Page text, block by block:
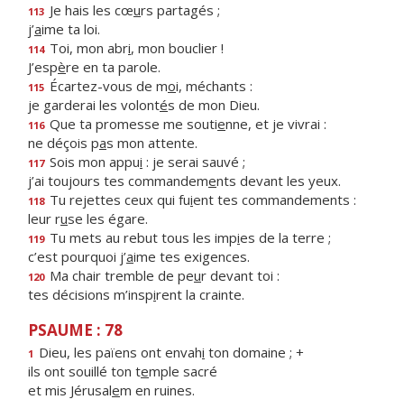
113 Je hais les cœurs partagés ;
j’aime ta loi.
114 Toi, mon abri, mon bouclier !
J’espère en ta parole.
115 Écartez-vous de moi, méchants :
je garderai les volontés de mon Dieu.
116 Que ta promesse me soutienne, et je vivrai :
ne déçois pas mon attente.
117 Sois mon appui : je serai sauvé ;
j’ai toujours tes commandements devant les yeux.
118 Tu rejettes ceux qui fuient tes commandements :
leur ruse les égare.
119 Tu mets au rebut tous les impies de la terre ;
c’est pourquoi j’aime tes exigences.
120 Ma chair tremble de peur devant toi :
tes décisions m’inspirent la crainte.
PSAUME : 78
1 Dieu, les païens ont envahi ton domaine ; +
ils ont souillé ton temple sacré
et mis Jérusalem en ruines.